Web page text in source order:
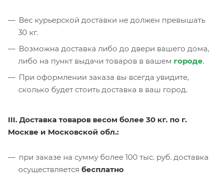
Вес курьерской доставки не должен превышать
30 кг.
Возможна доставка либо до двери вашего дома,
либо на пункт выдачи товаров в вашем городе.
При оформлении заказа вы всегда увидите,
сколько будет стоить доставка в ваш город.
III. Доставка товаров весом более 30 кг. по г.
Москве и Московской обл.:
при заказе на сумму более 100 тыс. руб. доставка
осуществляется бесплатно